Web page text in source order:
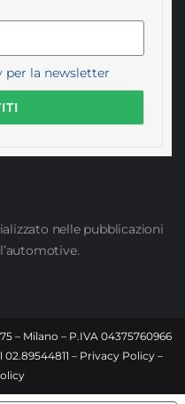
per la newsletter
nelle pubblicazioni
– Milano – P.IVA 04375760966
02.89544811 – Privacy Policy–